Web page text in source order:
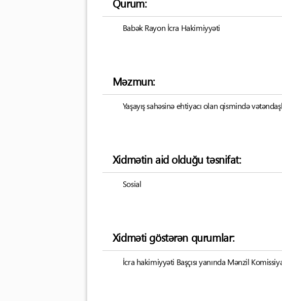
Qurum:
Babək Rayon İcra Hakimiyyəti
Məzmun:
Yaşayış sahəsinə ehtiyacı olan qismində
Xidmətin aid olduğu təsnifat:
Sosial
Xidməti göstərən qurumlar:
İcra hakimiyyəti Başçısı yanında Mənzil